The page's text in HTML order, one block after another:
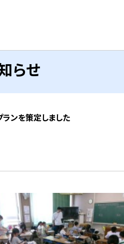
らせ
ンを策定しました